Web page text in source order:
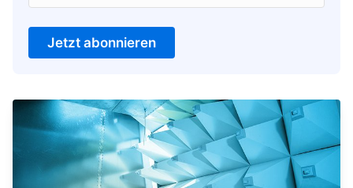
Jetzt abonnieren